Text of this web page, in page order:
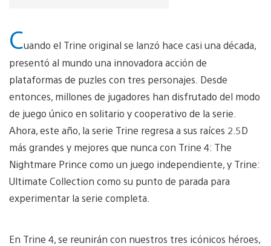
Cuando el Trine original se lanzó hace casi una década,
presentó al mundo una innovadora acción de
plataformas de puzles con tres personajes. Desde
entonces, millones de jugadores han disfrutado del modo
de juego único en solitario y cooperativo de la serie.
Ahora, este año, la serie Trine regresa a sus raíces 2.5D
más grandes y mejores que nunca con Trine 4: The
Nightmare Prince como un juego independiente, y Trine:
Ultimate Collection como su punto de parada para
experimentar la serie completa.
En Trine 4, se reunirán con nuestros tres icónicos héroes,